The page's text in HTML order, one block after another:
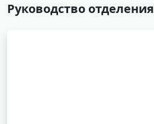
Руководство отделения